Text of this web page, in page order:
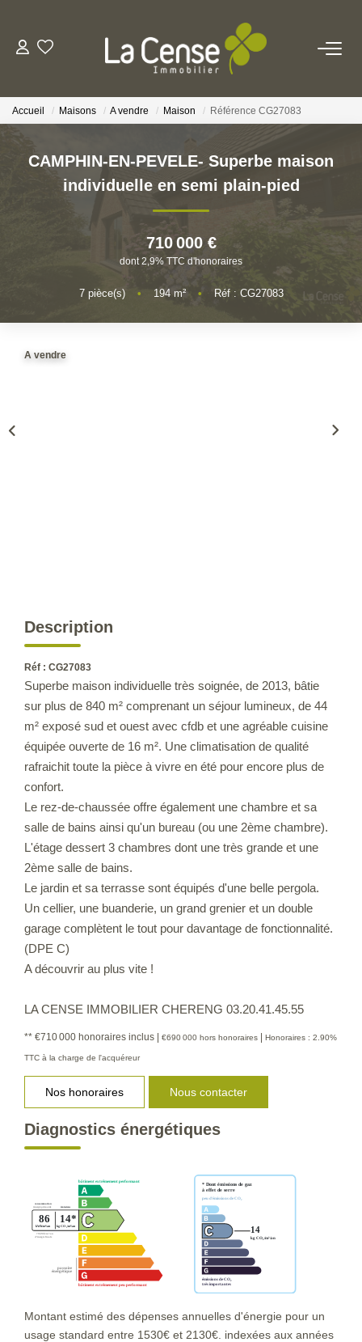
ESTIMATION
Qui Sommes-Nous
Notre Équipe
Accueil Maisons A vendre Maison Référence CG27083
CAMPHIN-EN-PEVELE- Superbe maison
individuelle en semi plain-pied
710 000 €
dont 2,9% TTC d'honoraires
7pièce(s) • 194m² • Réf : CG27083
A vendre
Description
Réf : CG27083
Superbe maison individuelle très soignée, de 2013, bâtie
sur plus de 840 m² comprenant un séjour lumineux, de 44
m² exposé sud et ouest avec cfdb et une agréable cuisine
équipée ouverte de 16 m². Une climatisation de qualité
rafraichit toute la pièce à vivre en été pour encore plus de
confort.
Le rez-de-chaussée offre également une chambre et sa
salle de bains ainsi qu'un bureau (ou une 2ème chambre).
L'étage dessert 3 chambres dont une très grande et une
2ème salle de bains.
Le jardin et sa terrasse sont équipés d'une belle pergola.
Un cellier, une buanderie, un grand grenier et un double
garage complètent le tout pour davantage de fonctionnalité.
(DPE C)
A découvrir au plus vite !
LA CENSE IMMOBILIER CHERENG 03.20.41.45.55
** €710 000 honoraires inclus | €690 000 hors honoraires | Honoraires : 2.90%
TTC à la charge de l'acquéreur
Nos honoraires Nous contacter
Diagnostics énergétiques
Montant estimé des dépenses annuelles d'énergie pour un
usage standard entre 1530€ et 2130€. indexées aux années